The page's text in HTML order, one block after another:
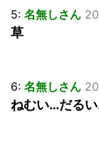
5: 名無しさん
草
6: 名無しさん
ねむい…だる